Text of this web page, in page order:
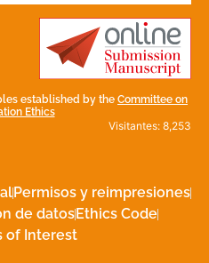
established by the Committee on
Ethics
Visitantes: 8,253
Permisos y reimpresiones
de datos Ethics Code
of Interest